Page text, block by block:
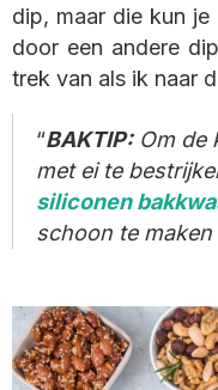
dip, maar die kun
door een andere
trek van als ik naar
BAKTIP:Om de
met ei te
siliconen
schoon te